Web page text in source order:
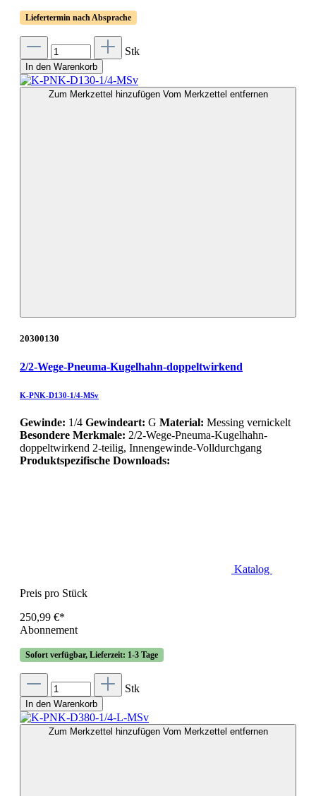
Liefertermin nach Absprache
Stk
In den Warenkorb
Zum Merkzettel hinzufügen Vom Merkzettel entfernen
20300130
2/2-Wege-Pneuma-Kugelhahn-doppeltwirkend
K-PNK-D130-1/4-MSv
Gewinde: 1/4 Gewindeart: G Material: Messing vernickelt
Besondere Merkmale: 2/2-Wege-Pneuma-Kugelhahn-
doppeltwirkend 2-teilig, Innengewinde-Volldurchgang
Produktspezifische Downloads:
Katalog
Preis pro Stück
250,99 €*
Abonnement
Sofort verfügbar, Lieferzeit: 1-3 Tage
Stk
In den Warenkorb
Zum Merkzettel hinzufügen Vom Merkzettel entfernen